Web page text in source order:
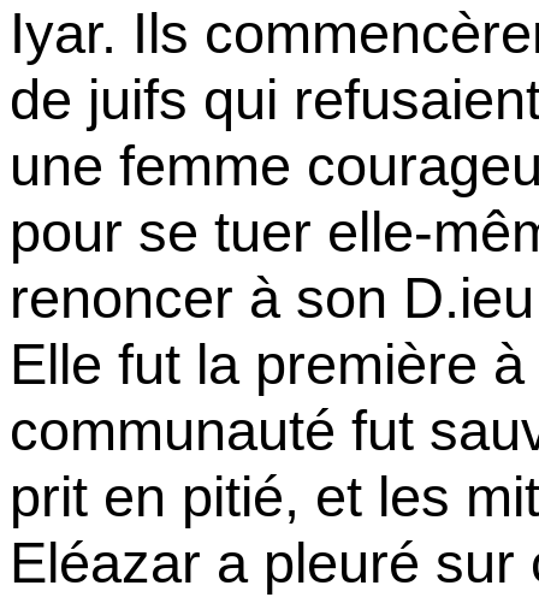
Iyar. Ils
de juifs qui
une femme
pour se tuer elle-
renoncer à son
Elle fut la première
communauté fut
prit en pitié, et les
Eléazar a pleuré